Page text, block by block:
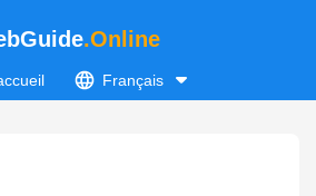
.Online
Français